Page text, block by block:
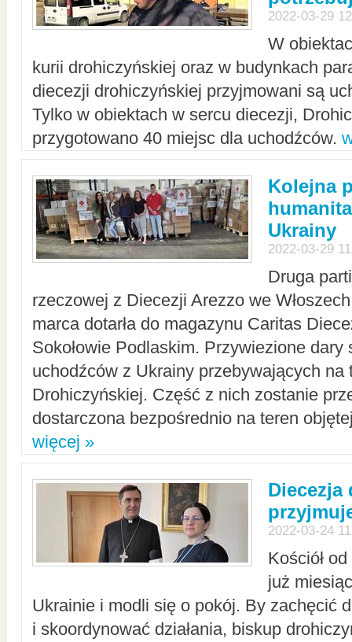
2022-03-29
W
kurii drohiczyńskiej oraz w budynkach
diecezji drohiczyńskiej przyjmowani są
Tylko w obiektach w sercu diecezji,
przygotowano 40 miejsc dla uchodźców.
Kolejna
Ukrainy
2022-03-29
Druga
rzeczowej z Diecezji Arezzo we
marca dotarła do magazynu Caritas
Sokołowie Podlaskim. Przywiezione dary
uchodźców z Ukrainy przebywających na
Drohiczyńskiej. Część z nich zostanie
dostarczona bezpośrednio na teren
więcej »
Diecezja
2022-03-24
Kościół
już
Ukrainie i modli się o pokój. By zachęcić
i skoordynować działania, biskup